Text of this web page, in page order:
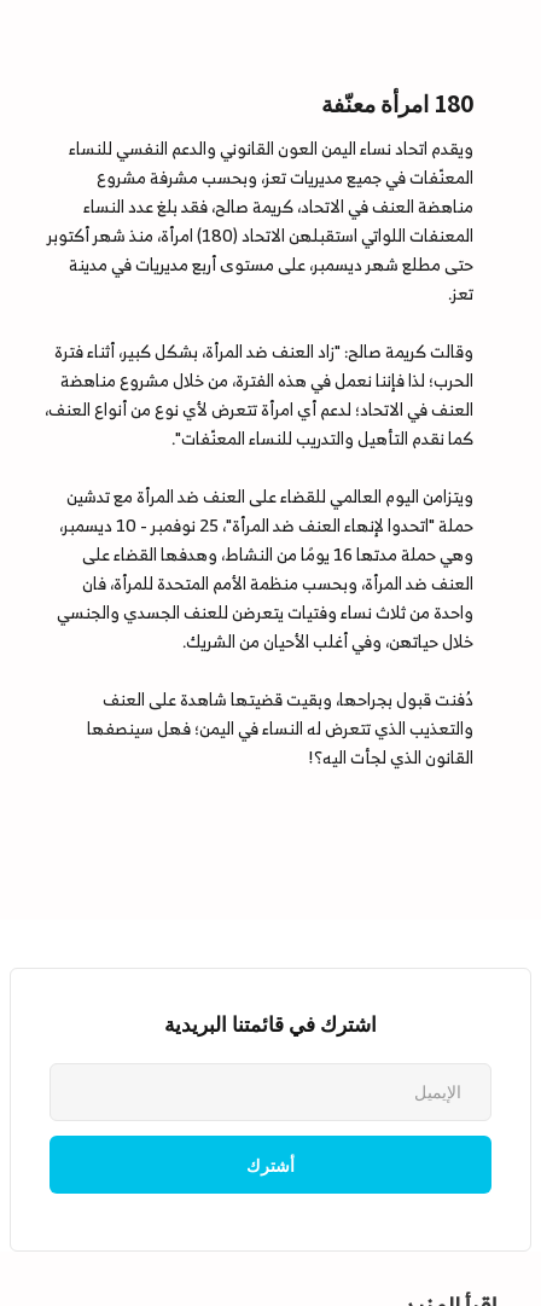
180 امرأة معنّفة
ويقدم اتحاد نساء اليمن العون القانوني والدعم النفسي للنساء
المعنّفات في جميع مديريات تعز، وبحسب مشرفة مشروع
مناهضة العنف في الاتحاد، كريمة صالح، فقد بلغ عدد النساء
المعنفات اللواتي استقبلهن الاتحاد (180) امرأة، منذ شهر أكتوبر
حتى مطلع شهر ديسمبر، على مستوى أربع مديريات في مدينة
تعز.
وقالت كريمة صالح: "زاد العنف ضد المرأة، بشكل كبير، أثناء فترة
الحرب؛ لذا فإننا نعمل في هذه الفترة، من خلال مشروع مناهضة
العنف في الاتحاد؛ لدعم أي امرأة تتعرض لأي نوع من أنواع العنف،
كما نقدم التأهيل والتدريب للنساء المعنّفات".
ويتزامن اليوم العالمي للقضاء على العنف ضد المرأة مع تدشين
حملة "اتحدوا لإنهاء العنف ضد المرأة"، 25 نوفمبر - 10 ديسمبر،
وهي حملة مدتها 16 يومًا من النشاط، وهدفها القضاء على
العنف ضد المرأة، وبحسب منظمة الأمم المتحدة للمرأة، فان
واحدة من ثلاث نساء وفتيات يتعرضن للعنف الجسدي والجنسي
خلال حياتهن، وفي أغلب الأحيان من الشريك.
دُفنت قبول بجراحها، وبقيت قضيتها شاهدة على العنف
والتعذيب الذي تتعرض له النساء في اليمن؛ فهل سينصفها
القانون الذي لجأت اليه؟!
اشترك في قائمتنا البريدية